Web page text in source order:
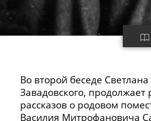
Во второй беседе
Завадовского, продолжает
рассказов о родовом
Василия Митрофановича